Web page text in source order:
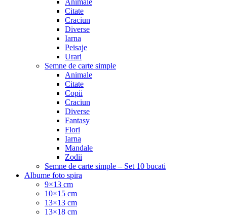
Citate
Craciun
Diverse
Iarna
Peisaje
Urari
Semne de carte simple
Animale
Citate
Copii
Craciun
Diverse
Fantasy
Flori
Iarna
Mandale
Zodii
Semne de carte simple – Set 10 bucati
Albume foto spira
9×13 cm
10×15 cm
13×13 cm
13×18 cm